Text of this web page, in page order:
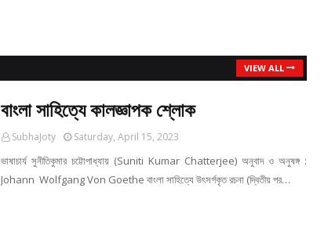
VIEW ALL
বাংলা সাহিত্যে কালজ্ঞাপক শ্লোক
SubhaJoty Saturday, April 15, 2023
ভাষাচার্য সুনীতিকুমার চট্টোপাধ্যায় (Suniti Kumar Chatterjee) অনুবাদ ও অনুষঙ্গ :
Johann Wolfgang Von Goethe বাংলা সাহিত্যে উৎসর্গকৃত রচনা (দ্বিতীয় পর…